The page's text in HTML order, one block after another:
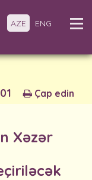
AZE ENG
Çap edin
Xəzər